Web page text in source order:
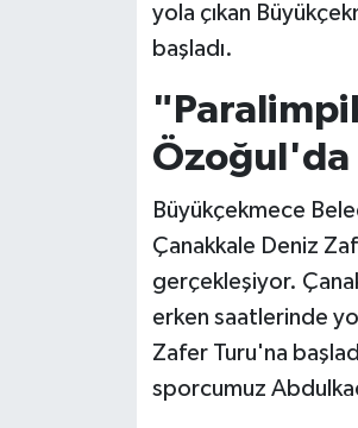
yola çıkan
başladı.
Özoğul'da
Büyükçekmece
Çanakkale Deniz
gerçekleşiyor.
erken saatlerinde
Zafer Turu'na
sporcumuz